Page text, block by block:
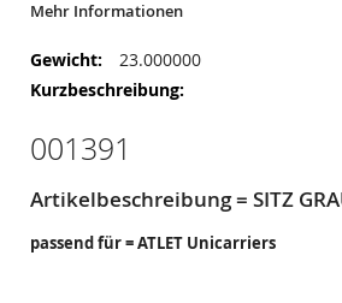
Mehr Informationen
Mehr
Informationen
23.000000
001391
Artikelbeschreibung = SITZ
passend für = ATLET Unicarriers